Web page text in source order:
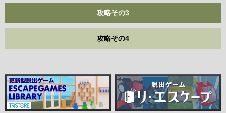
攻略その3
攻略その4